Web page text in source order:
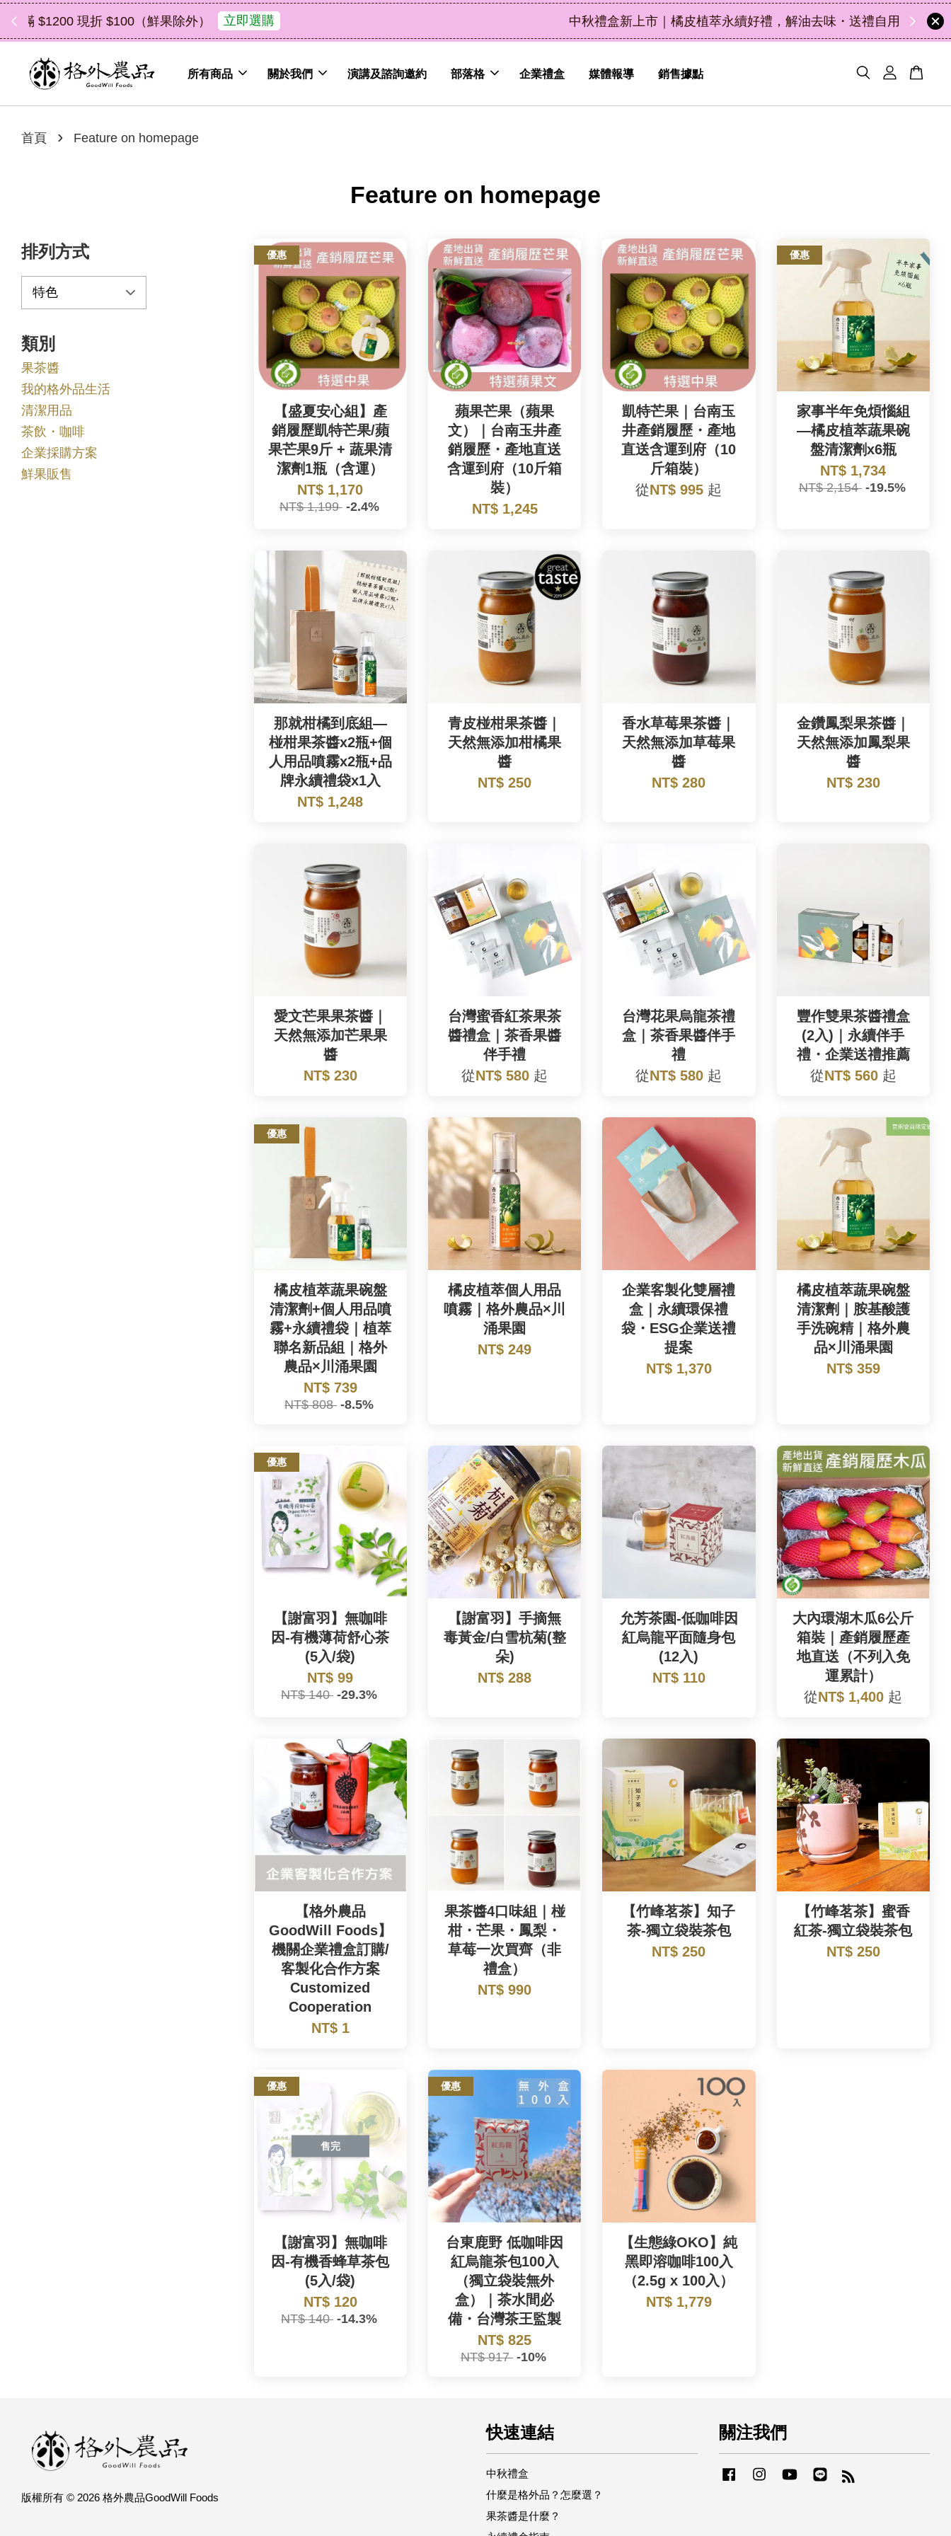
中秋禮盒新上市｜橘皮植萃永續好禮，解油去味・送禮自用兩相宜 了解詳情 49
天
5
小時
4
分鐘
5
秒
所有商品 關於我們 演講及諮詢邀約 部落格 企業禮盒 媒體報導 銷售據點
首頁 › Feature on homepage
Feature on homepage
排列方式
類別
果茶醬
我的格外品生活
清潔用品
茶飲・咖啡
企業採購方案
鮮果販售
優惠
【盛夏安心組】產
銷履歷凱特芒果/蘋
果芒果9斤 + 蔬果清
潔劑1瓶（含運）
NT$ 1,170
NT$ 1,199 -2.4%
蘋果芒果（蘋果
文）｜台南玉井產
銷履歷・產地直送
含運到府（10斤箱
裝）
NT$ 1,245
凱特芒果｜台南玉
井產銷履歷・產地
直送含運到府（10
斤箱裝）
從NT$ 995 起
優惠
家事半年免煩惱組
—橘皮植萃蔬果碗
盤清潔劑x6瓶
NT$ 1,734
NT$ 2,154 -19.5%
那就柑橘到底組—
椪柑果茶醬x2瓶+個
人用品噴霧x2瓶+品
牌永續禮袋x1入
NT$ 1,248
青皮椪柑果茶醬｜
天然無添加柑橘果
醬
NT$ 250
香水草莓果茶醬｜
天然無添加草莓果
醬
NT$ 280
金鑽鳳梨果茶醬｜
天然無添加鳳梨果
醬
NT$ 230
愛文芒果果茶醬｜
天然無添加芒果果
醬
NT$ 230
台灣蜜香紅茶果茶
醬禮盒｜茶香果醬
伴手禮
從NT$ 580 起
台灣花果烏龍茶禮
盒｜茶香果醬伴手
禮
從NT$ 580 起
豐作雙果茶醬禮盒
(2入)｜永續伴手
禮・企業送禮推薦
從NT$ 560 起
優惠
橘皮植萃蔬果碗盤
清潔劑+個人用品噴
霧+永續禮袋｜植萃
聯名新品組｜格外
農品×川涌果園
NT$ 739
NT$ 808 -8.5%
橘皮植萃個人用品
噴霧｜格外農品×川
涌果園
NT$ 249
企業客製化雙層禮
盒｜永續環保禮
袋・ESG企業送禮
提案
NT$ 1,370
橘皮植萃蔬果碗盤
清潔劑｜胺基酸護
手洗碗精｜格外農
品×川涌果園
NT$ 359
優惠
【謝富羽】無咖啡
因-有機薄荷舒心茶
(5入/袋)
NT$ 99
NT$ 140 -29.3%
【謝富羽】手摘無
毒黃金/白雪杭菊(整
朵)
NT$ 288
允芳茶園-低咖啡因
紅烏龍平面隨身包
(12入)
NT$ 110
大內環湖木瓜6公斤
箱裝｜產銷履歷產
地直送（不列入免
運累計）
從NT$ 1,400 起
【格外農品
GoodWill Foods】
機關企業禮盒訂購/
客製化合作方案
Customized
Cooperation
NT$ 1
果茶醬4口味組｜椪
柑・芒果・鳳梨・
草莓一次買齊（非
禮盒）
NT$ 990
【竹峰茗茶】知子
茶-獨立袋裝茶包
NT$ 250
【竹峰茗茶】蜜香
紅茶-獨立袋裝茶包
NT$ 250
優惠
售完
【謝富羽】無咖啡
因-有機香蜂草茶包
(5入/袋)
NT$ 120
NT$ 140 -14.3%
優惠
台東鹿野 低咖啡因
紅烏龍茶包100入
（獨立袋裝無外
盒）｜茶水間必
備・台灣茶王監製
NT$ 825
NT$ 917 -10%
【生態綠OKO】純
黑即溶咖啡100入
（2.5g x 100入）
NT$ 1,779
版權所有 © 2026 格外農品GoodWill Foods
快速連結
中秋禮盒
什麼是格外品？怎麼選？
果茶醬是什麼？
關注我們
FacebookInstagramYouTubeLine